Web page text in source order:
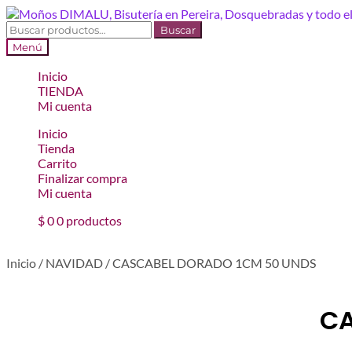
Ir
a
la
navegación
Ir
al
contenido
Buscar
por:
Buscar
Menú
Inicio
TIENDA
Mi cuenta
Inicio
Tienda
Carrito
Finalizar compra
Mi cuenta
$00 productos
Inicio / NAVIDAD /CASCABEL DORADO 1CM 50 UNDS